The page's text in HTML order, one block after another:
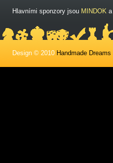
Hlavními sponzory jsou MINDOK a
Design © 2010 Handmade Dreams